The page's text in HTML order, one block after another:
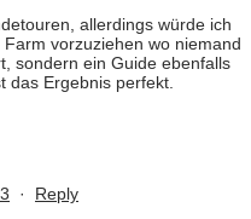
allerdings würde ich
vorzuziehen wo niemand
sondern ein Guide ebenfalls
das Ergebnis perfekt.
· Reply